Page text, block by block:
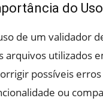
do
de um validador
arquivos utilizados
possíveis
ou